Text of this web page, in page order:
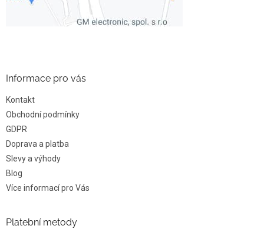
Informace pro vás
Kontakt
Obchodní podmínky
GDPR
Doprava a platba
Slevy a výhody
Blog
Více informací pro Vás
Platební metody